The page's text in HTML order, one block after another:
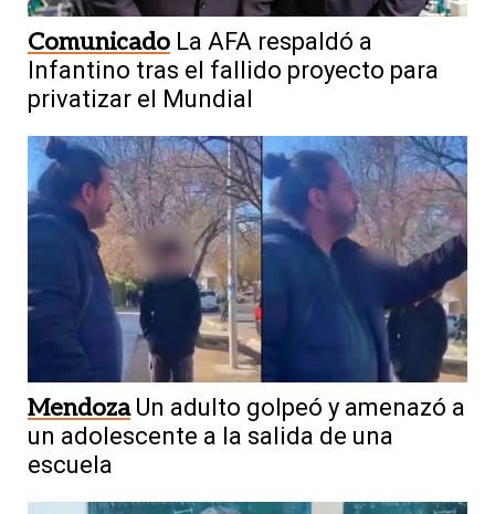
Comunicado La AFA respaldó a
Infantino tras el fallido proyecto para
privatizar el Mundial
Mendoza Un adulto golpeó y amenazó a
un adolescente a la salida de una
escuela